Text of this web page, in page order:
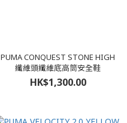
PUMA CONQUEST STONE HIGH
纖維頭纖維底高筒安全鞋
HK$1,300.00